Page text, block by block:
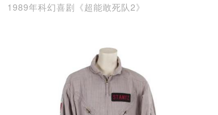
1989年科幻喜剧《超能敢死队2》